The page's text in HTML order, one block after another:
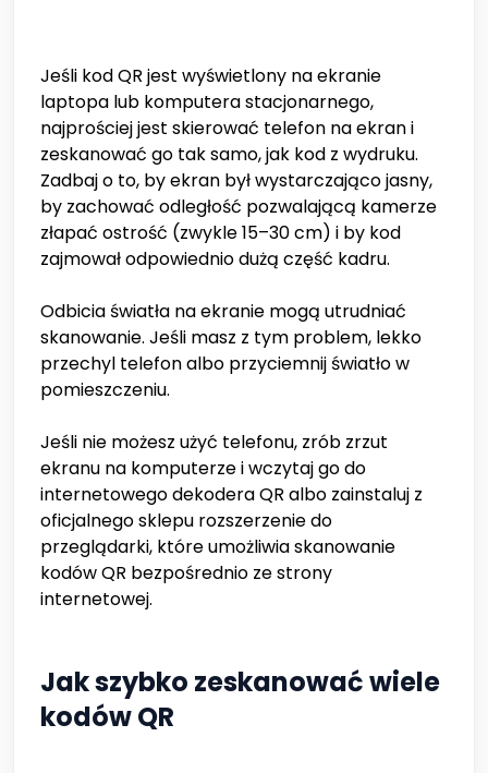
Jeśli kod QR jest wyświetlony na ekranie
laptopa lub komputera stacjonarnego,
najprościej jest skierować telefon na ekran i
zeskanować go tak samo, jak kod z wydruku.
Zadbaj o to, by ekran był wystarczająco jasny,
by zachować odległość pozwalającą kamerze
złapać ostrość (zwykle 15–30 cm) i by kod
zajmował odpowiednio dużą część kadru.
Odbicia światła na ekranie mogą utrudniać
skanowanie. Jeśli masz z tym problem, lekko
przechyl telefon albo przyciemnij światło w
pomieszczeniu.
Jeśli nie możesz użyć telefonu, zrób zrzut
ekranu na komputerze i wczytaj go do
internetowego dekodera QR albo zainstaluj z
oficjalnego sklepu rozszerzenie do
przeglądarki, które umożliwia skanowanie
kodów QR bezpośrednio ze strony
internetowej.
Jak szybko zeskanować wiele
kodów QR